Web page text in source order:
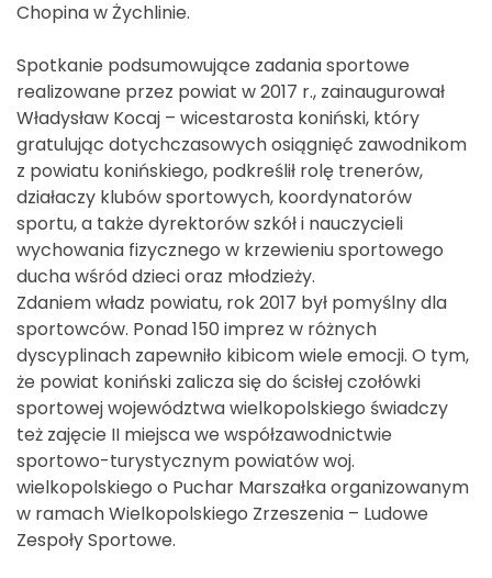
Chopina w Żychlinie.
Spotkanie podsumowujące zadania sportowe
realizowane przez powiat w 2017 r., zainaugurował
Władysław Kocaj – wicestarosta koniński, który
gratulując dotychczasowych osiągnięć zawodnikom
z powiatu konińskiego, podkreślił rolę trenerów,
działaczy klubów sportowych, koordynatorów
sportu, a także dyrektorów szkół i nauczycieli
wychowania fizycznego w krzewieniu sportowego
ducha wśród dzieci oraz młodzieży.
Zdaniem władz powiatu, rok 2017 był pomyślny dla
sportowców. Ponad 150 imprez w różnych
dyscyplinach zapewniło kibicom wiele emocji. O tym,
że powiat koniński zalicza się do ścisłej czołówki
sportowej województwa wielkopolskiego świadczy
też zajęcie II miejsca we współzawodnictwie
sportowo-turystycznym powiatów woj.
wielkopolskiego o Puchar Marszałka organizowanym
w ramach Wielkopolskiego Zrzeszenia – Ludowe
Zespoły Sportowe.